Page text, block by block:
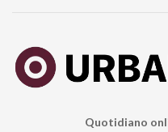
Quotidiano